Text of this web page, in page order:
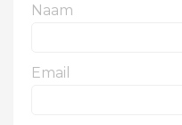
Naam
Email